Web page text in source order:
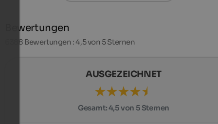
Bewertungen
6388 Bewertungen : 4,5 von 5 Sternen
AUSGEZEICHNET
Gesamt:4,5 von 5 Sternen